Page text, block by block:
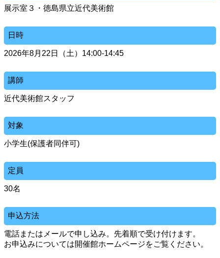
展示室３・徳島県立近代美術館
日時
2026年8月22日（土）14:00-14:45
講師
近代美術館スタッフ
対象
小学生(保護者同伴可)
定員
30名
申込方法
電話またはメールで申し込み。先着順で受け付けます。
お申込みについては開催館ホームページをご覧ください。